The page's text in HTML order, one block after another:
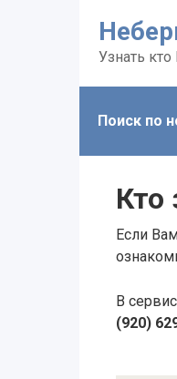
Узнать
Поиск по
Кто
Если
В
(920)